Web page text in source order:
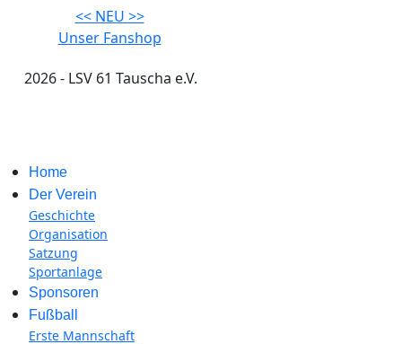
<< NEU >>
Unser Fanshop
2026 - LSV 61 Tauscha e.V.
Home
Der Verein
Geschichte
Organisation
Satzung
Sportanlage
Sponsoren
Fußball
Erste Mannschaft